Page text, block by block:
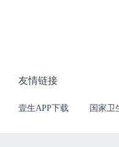
友情链接
壹生APP下载 国家卫